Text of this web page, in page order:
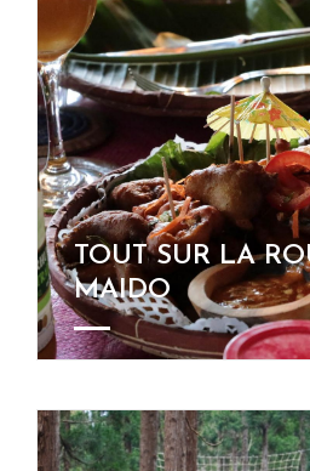
TOUT SUR LA
MAIDO